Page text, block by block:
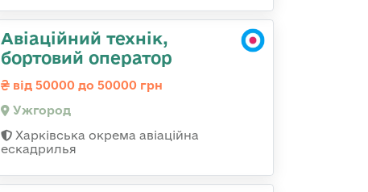
Авіаційний технік,
бортовий оператор
від 50000 до 50000 грн
Ужгород
Харківська окрема авіаційна
ескадрилья